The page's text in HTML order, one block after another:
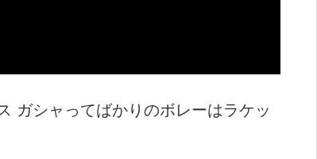
ガシャってばかりのボレーはラケッ